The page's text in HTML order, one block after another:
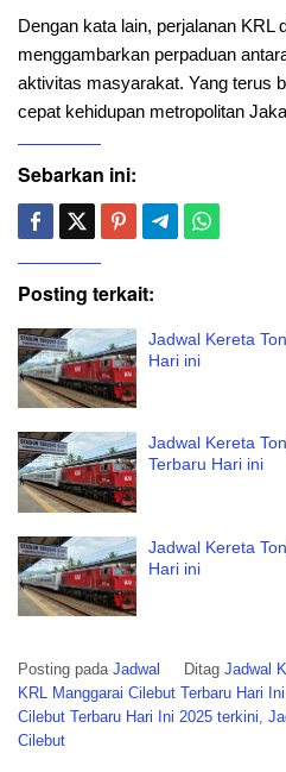
Dengan kata lain, perjalanan KRL
menggambarkan perpaduan
aktivitas masyarakat. Yang terus
cepat kehidupan metropolitan
Sebarkan ini:
Posting terkait:
Jadwal Kereta
Hari ini
Jadwal Kereta
Terbaru Hari ini
Jadwal Kereta
Hari ini
Posting pada Jadwal Ditag Jadwal
KRL Manggarai Cilebut Terbaru Hari
Cilebut Terbaru Hari Ini 2025 terkini,
Cilebut